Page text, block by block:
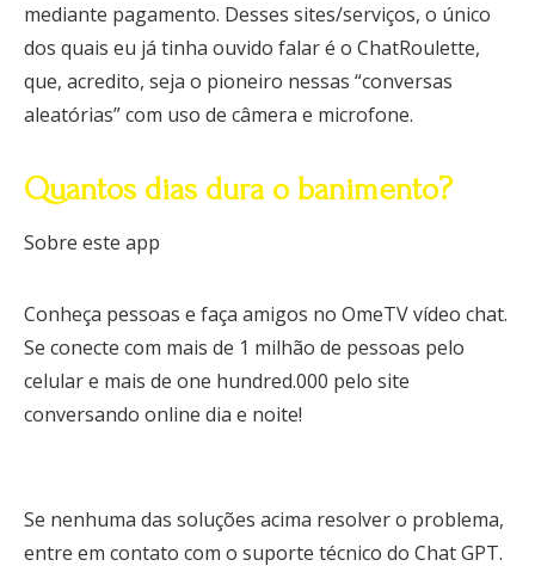
mediante pagamento. Desses sites/serviços, o único
dos quais eu já tinha ouvido falar é o ChatRoulette,
que, acredito, seja o pioneiro nessas “conversas
aleatórias” com uso de câmera e microfone.
Quantos dias dura o banimento?
Sobre este app
Conheça pessoas e faça amigos no OmeTV vídeo chat.
Se conecte com mais de 1 milhão de pessoas pelo
celular e mais de one hundred.000 pelo site
conversando online dia e noite!
Se nenhuma das soluções acima resolver o problema,
entre em contato com o suporte técnico do Chat GPT.